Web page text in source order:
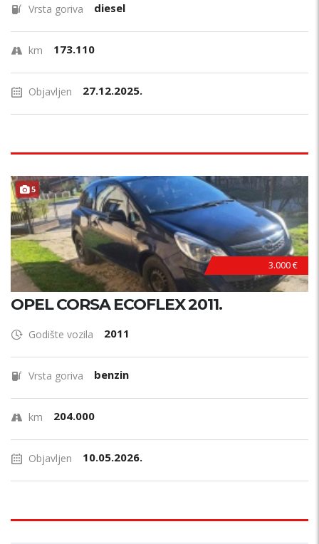
Vrsta goriva diesel
km 173.110
Objavljen 27.12.2025.
5
3.000 €
OPEL CORSA ECOFLEX 2011.
Godište vozila 2011
Vrsta goriva benzin
km 204.000
Objavljen 10.05.2026.